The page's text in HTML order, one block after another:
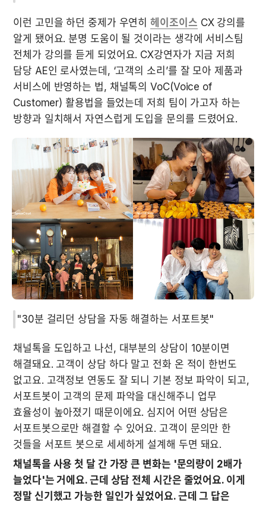
이런 고민을 하던 중제가 우연히 헤이조이스 CX 강의를
알게 됐어요. 분명 도움이 될 것이라는 생각에 서비스팀
전체가 강의를 듣게 되었어요. CX강연자가 지금 저희
담당 AE인 로사였는데, ‘고객의 소리’를 잘 모아 제품과
서비스에 반영하는 법, 채널톡의 VoC(Voice of
Customer) 활용법을 들었는데 저희 팀이 가고자 하는
방향과 일치해서 자연스럽게 도입을 문의를 드렸어요.
"30분 걸리던 상담을 자동 해결하는 서포트봇"
채널톡을 도입하고 나선, 대부분의 상담이 10분이면
해결돼요. 고객이 상담 하다 말고 전화 온 적이 한번도
없고요. 고객정보 연동도 잘 되니 기본 정보 파악이 되고,
서포트봇이 고객의 문제 파악을 대신해주니 업무
효율성이 높아졌기 때문이에요. 심지어 어떤 상담은
서포트봇으로만 해결할 수 있어요. 고객이 문의만 한
것들을 서포트 봇으로 세세하게 설계해 두면 돼요.
채널톡을 사용 첫 달 간 가장 큰 변화는 '문의량이 2배가
늘었다'는 거에요. 근데 상담 전체 시간은 줄었어요. 이게
정말 신기했고 가능한 일인가 싶었어요. 근데 그 답은